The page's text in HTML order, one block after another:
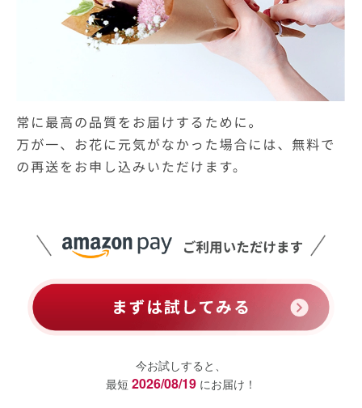
今お試しすると、
最短 2026/08/19 にお届け！